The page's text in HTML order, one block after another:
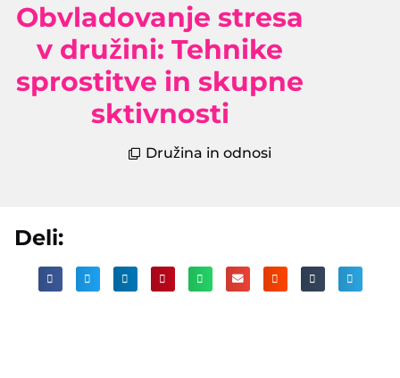
Obvladovanje stresa
v družini: Tehnike
sprostitve in skupne
sktivnosti
Družina in odnosi
Deli: